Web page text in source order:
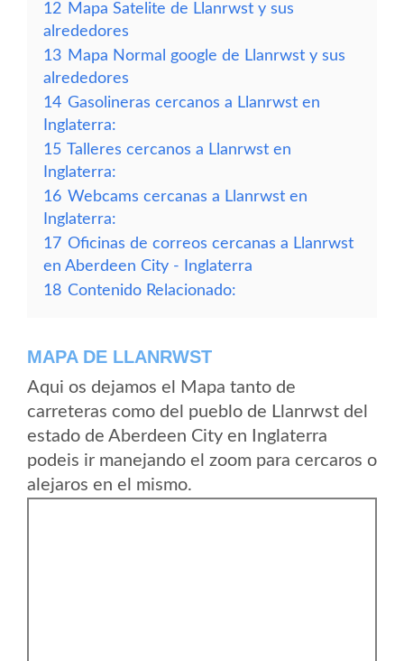
12 Mapa Satelite de Llanrwst y sus
alrededores
13 Mapa Normal google de Llanrwst y sus
alrededores
14 Gasolineras cercanos a Llanrwst en
Inglaterra:
15 Talleres cercanos a Llanrwst en
Inglaterra:
16 Webcams cercanas a Llanrwst en
Inglaterra:
17 Oficinas de correos cercanas a Llanrwst
en Aberdeen City - Inglaterra
18 Contenido Relacionado:
MAPA DE LLANRWST
Aqui os dejamos el Mapa tanto de
carreteras como del pueblo de Llanrwst del
estado de Aberdeen City en Inglaterra
podeis ir manejando el zoom para cercaros o
alejaros en el mismo.